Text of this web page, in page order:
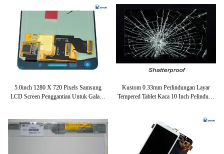
5.0inch 1280 X 720 Pixels Samsung
LCD Screen Penggantian Untuk Galaxy
Kustom 0.33mm Perlindungan Layar
Tempered Tablet Kaca 10 Inch Pelindung